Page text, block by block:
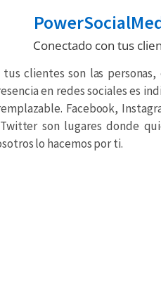
Conectado con tus
tus clientes son las
en redes sociales es
Facebook,
son lugares donde
lo hacemos por ti.